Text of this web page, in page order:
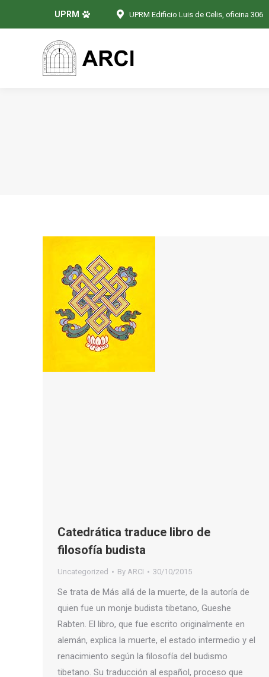
UPRM UPRM Edificio Luis de Celis, oficina 306
Catedrática traduce libro de
filosofía budista
Uncategorized By ARCI 30/10/2015
Se trata de Más allá de la muerte, de la autoría de
quien fue un monje budista tibetano, Gueshe
Rabten. El libro, que fue escrito originalmente en
alemán, explica la muerte, el estado intermedio y el
renacimiento según la filosofía del budismo
tibetano. Su traducción al español, proceso que